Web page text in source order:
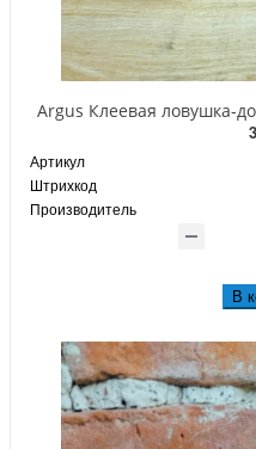
Argus Клеевая ловушка-
Артикул
Штрихкод
Производитель
В